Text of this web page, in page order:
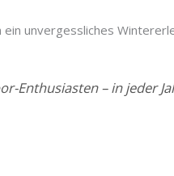
unvergessliches
Enthusiasten – in jeder